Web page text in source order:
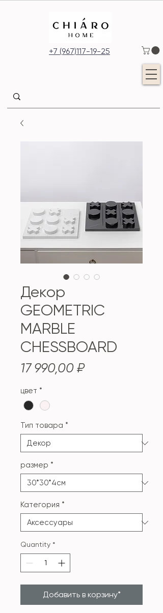
+7 (967)117-19-25
Декор
GEOMETRIC
MARBLE
CHESSBOARD
17 990,00 ₽Price
цвет *
Тип товара *
размер *
Категория *
Quantity *
Добавить в корзину*